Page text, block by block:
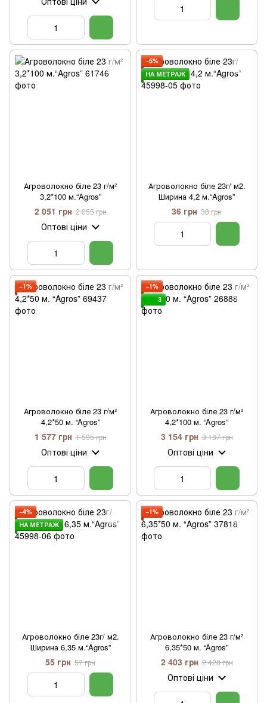
Агроволокно біле 23 г/м²
3,2*100 м.“Agros”
2 051 грн 2 055 грн
Оптові ціни
−5%
НА МЕТРАЖ
Агроволокно біле 23г/ м2.
Ширина 4,2 м.“Agros”
36 грн 38 грн
−1%
Агроволокно біле 23 г/м²
4,2*50 м. “Agros”
1 577 грн 1 595 грн
Оптові ціни
−1%
3
Агроволокно біле 23 г/м²
4,2*100 м. “Agros”
3 154 грн 3 187 грн
Оптові ціни
−4%
НА МЕТРАЖ
Агроволокно біле 23г/ м2.
Ширина 6,35 м.“Agros”
55 грн 57 грн
−1%
Агроволокно біле 23 г/м²
6,35*50 м. “Agros”
2 403 грн 2 428 грн
Оптові ціни